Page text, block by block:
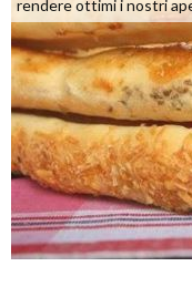
rendere ottimi i nostri